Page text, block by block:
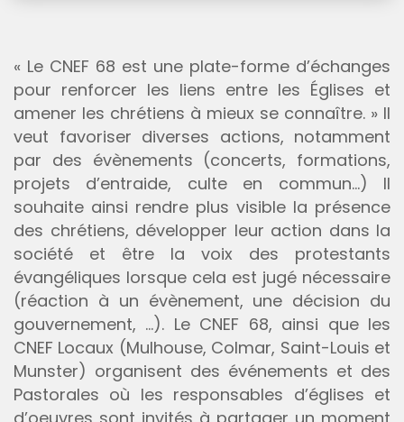
« Le CNEF 68 est une plate-forme d’échanges
pour renforcer les liens entre les Églises et
amener les chrétiens à mieux se connaître. » Il
veut favoriser diverses actions, notamment
par des évènements (concerts, formations,
projets d’entraide, culte en commun…) Il
souhaite ainsi rendre plus visible la présence
des chrétiens, développer leur action dans la
société et être la voix des protestants
évangéliques lorsque cela est jugé nécessaire
(réaction à un évènement, une décision du
gouvernement, …). Le CNEF 68, ainsi que les
CNEF Locaux (Mulhouse, Colmar, Saint-Louis et
Munster) organisent des événements et des
Pastorales où les responsables d’églises et